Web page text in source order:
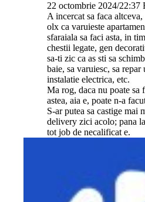
22 octombrie 2024/22:37
A incercat sa faca
olx ca varuieste
sfaraiala sa faci asta, in
chestii legate, gen
sa-ti zic ca as sti sa
baie, sa varuiesc, sa
instalatie electrica, etc.
Ma rog, daca nu poate sa
astea, aia e, poate n-a
S-ar putea sa castige mai
delivery zici acolo; pana
tot job de necalificat e.